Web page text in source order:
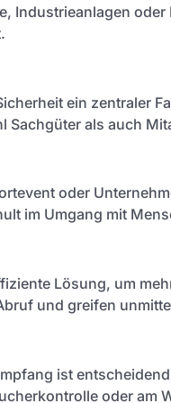
Industrieanlagen
ein zentraler
Sachgüter als auch
oder
im Umgang mit
Lösung, um
und greifen
ist
oder am